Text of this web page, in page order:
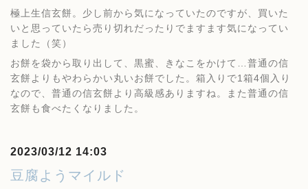
極上生信玄餅。少し前から気になっていたのですが、買いた
いと思っていたら売り切れだったりでますます気になってい
ました（笑）
お餅を袋から取り出して、黒蜜、きなこをかけて…普通の信
玄餅よりもやわらかい丸いお餅でした。箱入りで1箱4個入り
なので、普通の信玄餅より高級感ありますね。また普通の信
玄餅も食べたくなりました。
2023/03/12 14:03
豆腐ようマイルド